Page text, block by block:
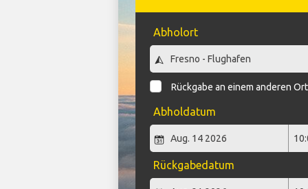
Abholort
Rückgabe an einem anderen Ort
Abholdatum
Rückgabedatum